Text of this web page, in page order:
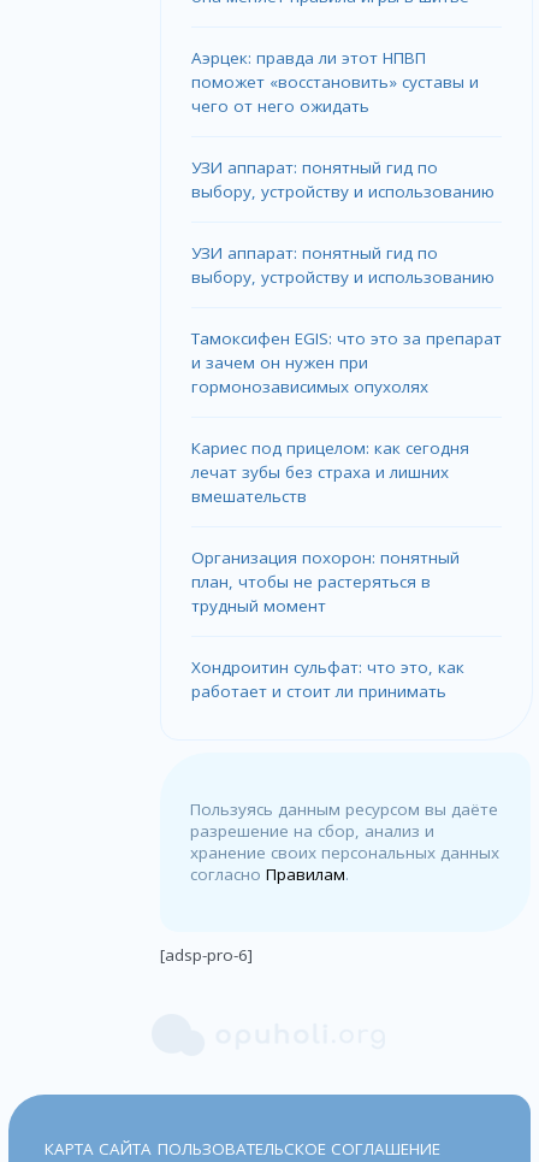
Аэрцек: правда ли этот НПВП
поможет «восстановить» суставы и
чего от него ожидать
УЗИ аппарат: понятный гид по
выбору, устройству и использованию
УЗИ аппарат: понятный гид по
выбору, устройству и использованию
Тамоксифен EGIS: что это за препарат
и зачем он нужен при
гормонозависимых опухолях
Кариес под прицелом: как сегодня
лечат зубы без страха и лишних
вмешательств
Организация похорон: понятный
план, чтобы не растеряться в
трудный момент
Хондроитин сульфат: что это, как
работает и стоит ли принимать
Пользуясь данным ресурсом вы даёте
разрешение на сбор, анализ и
хранение своих персональных данных
согласноПравилам.
[adsp-pro-6]
КАРТА САЙТА ПОЛЬЗОВАТЕЛЬСКОЕ СОГЛАШЕНИЕ